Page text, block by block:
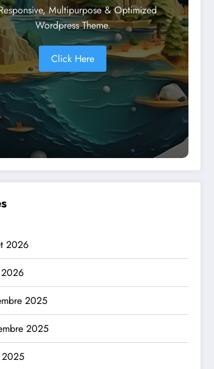
Multipurpose & Optimized
Wordpress Theme.
Click Here
2026
2025
2025
2025